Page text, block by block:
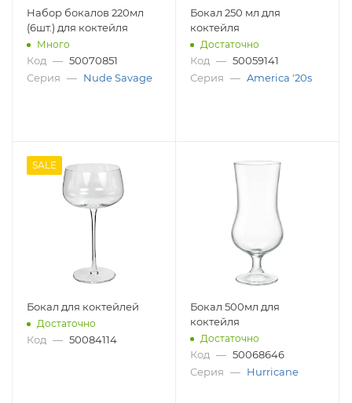
Набор бокалов 220мл
(6шт.) для коктейля
Много
Код — 50070851
Серия — Nude Savage
Бокал 250 мл для
коктейля
Достаточно
Код — 50059141
Серия — America '20s
SALE
Бокал для коктейлей
Достаточно
Код — 50084114
Бокал 500мл для
коктейля
Достаточно
Код — 50068646
Серия — Hurricane